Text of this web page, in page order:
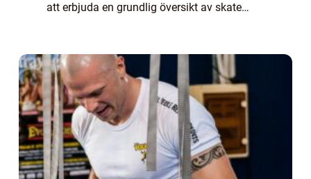
att erbjuda en grundlig översikt av skate